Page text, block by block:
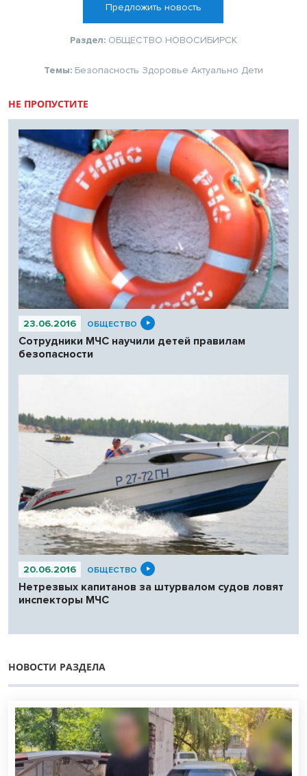
Предложить новость
Раздел: ОБЩЕСТВО НОВОСИБИРСК
Темы: Безопасность Здоровье Актуально Дети
НЕ ПРОПУСТИТЕ
23.06.2016 ОБЩЕСТВО
Сотрудники МЧС научили детей правилам
безопасности
20.06.2016 ОБЩЕСТВО
Нетрезвых капитанов за штурвалом судов ловят
инспекторы МЧС
НОВОСТИ РАЗДЕЛА